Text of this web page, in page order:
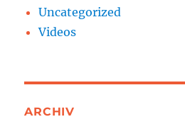
Uncategorized
Videos
ARCHIV